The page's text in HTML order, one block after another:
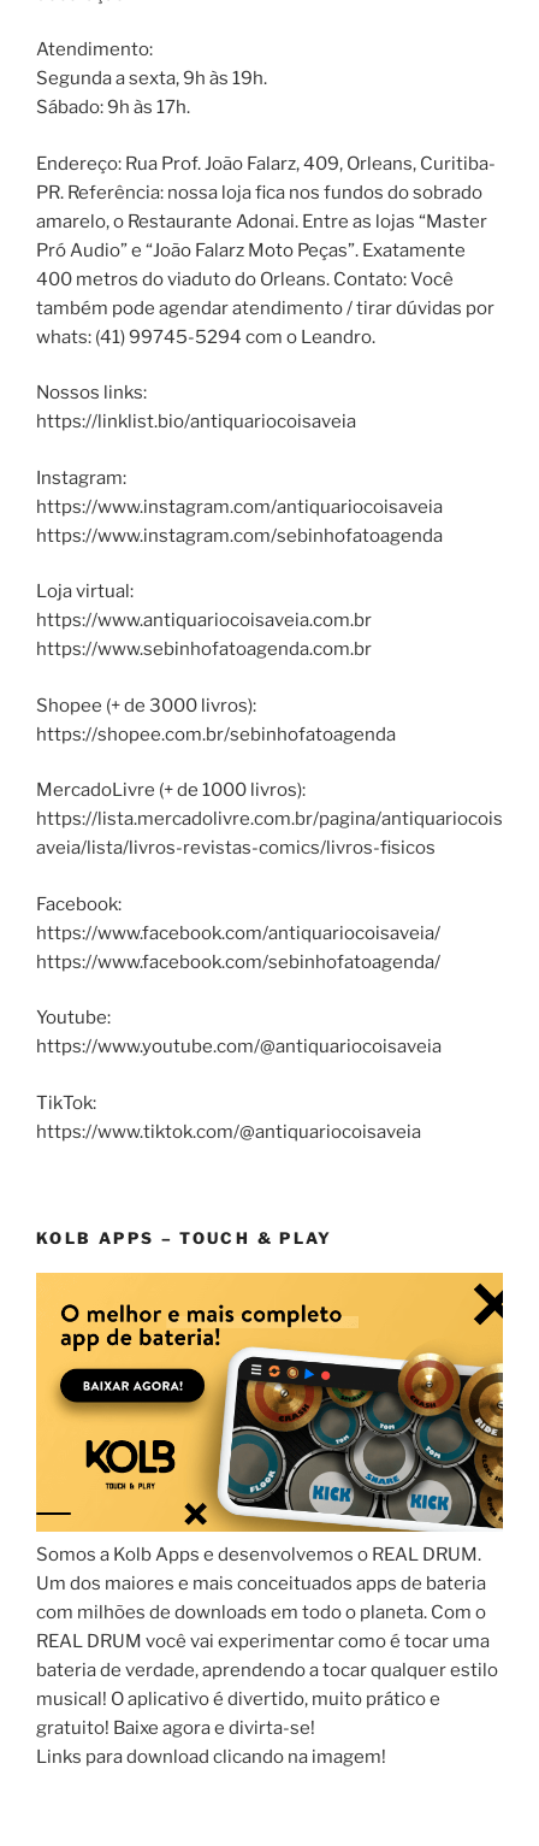
Atendimento:
Segunda a sexta, 9h às 19h.
Sábado: 9h às 17h.
Endereço: Rua Prof. João Falarz, 409, Orleans, Curitiba-
PR. Referência: nossa loja fica nos fundos do sobrado
amarelo, o Restaurante Adonai. Entre as lojas “Master
Pró Audio” e “João Falarz Moto Peças”. Exatamente
400 metros do viaduto do Orleans. Contato: Você
também pode agendar atendimento / tirar dúvidas por
whats: (41) 99745-5294 com o Leandro.
Nossos links:
https://linklist.bio/antiquariocoisaveia
Instagram:
https://www.instagram.com/antiquariocoisaveia
https://www.instagram.com/sebinhofatoagenda
Loja virtual:
https://www.antiquariocoisaveia.com.br
https://www.sebinhofatoagenda.com.br
Shopee (+ de 3000 livros):
https://shopee.com.br/sebinhofatoagenda
MercadoLivre (+ de 1000 livros):
https://lista.mercadolivre.com.br/pagina/antiquariocois
aveia/lista/livros-revistas-comics/livros-fisicos
Facebook:
https://www.facebook.com/antiquariocoisaveia/
https://www.facebook.com/sebinhofatoagenda/
Youtube:
https://www.youtube.com/@antiquariocoisaveia
TikTok:
https://www.tiktok.com/@antiquariocoisaveia
KOLB APPS – TOUCH & PLAY
Somos a Kolb Apps e desenvolvemos o REAL DRUM.
Um dos maiores e mais conceituados apps de bateria
com milhões de downloads em todo o planeta. Com o
REAL DRUM você vai experimentar como é tocar uma
bateria de verdade, aprendendo a tocar qualquer estilo
musical! O aplicativo é divertido, muito prático e
gratuito! Baixe agora e divirta-se!
Links para download clicando na imagem!